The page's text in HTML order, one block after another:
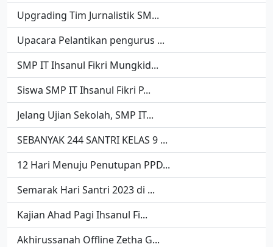
Upgrading Tim Jurnalistik SM...
Upacara Pelantikan pengurus ...
SMP IT Ihsanul Fikri Mungkid...
Siswa SMP IT Ihsanul Fikri P...
Jelang Ujian Sekolah, SMP IT...
SEBANYAK 244 SANTRI KELAS 9 ...
12 Hari Menuju Penutupan PPD...
Semarak Hari Santri 2023 di ...
Kajian Ahad Pagi Ihsanul Fi...
Akhirussanah Offline Zetha G...